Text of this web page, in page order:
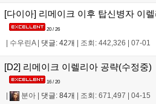
[다이아] 리메이크 이후 탑신병자 이
20 / 26
| 수우린A| 댓글: 42개 | 조회: 442,326 | 07-01
[D2] 리메이크 이렐리아 공략(수정중)
16 / 20
분아 댓글: 84개 조회: 671,497 04-15